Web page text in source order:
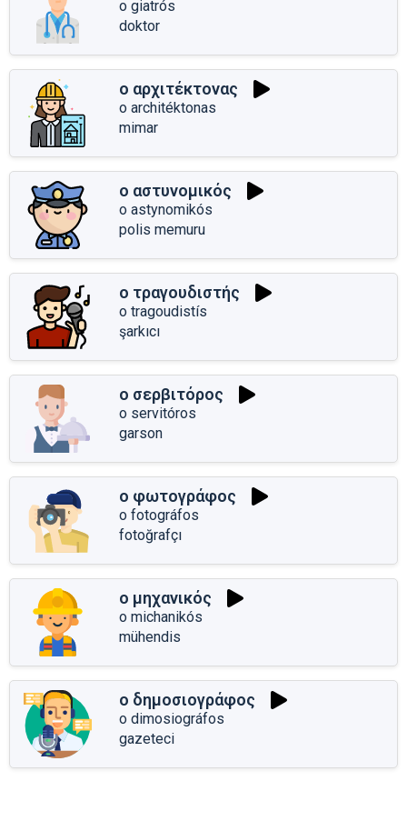
o giatrós
doktor
ο αρχιτέκτονας
o architéktonas
mimar
ο αστυνομικός
o astynomikós
polis memuru
ο τραγουδιστής
o tragoudistís
şarkıcı
ο σερβιτόρος
o servitóros
garson
ο φωτογράφος
o fotográfos
fotoğrafçı
ο μηχανικός
o michanikós
mühendis
ο δημοσιογράφος
o dimosiográfos
gazeteci